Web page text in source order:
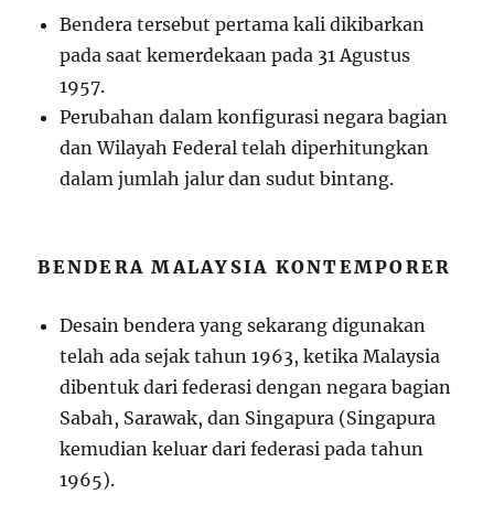
Bendera tersebut pertama kali dikibarkan
pada saat kemerdekaan pada 31 Agustus
1957.
Perubahan dalam konfigurasi negara bagian
dan Wilayah Federal telah diperhitungkan
dalam jumlah jalur dan sudut bintang.
BENDERA MALAYSIA KONTEMPORER
Desain bendera yang sekarang digunakan
telah ada sejak tahun 1963, ketika Malaysia
dibentuk dari federasi dengan negara bagian
Sabah, Sarawak, dan Singapura (Singapura
kemudian keluar dari federasi pada tahun
1965).